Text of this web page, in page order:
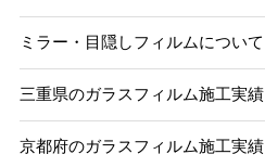
ミラー・目隠しフィルムについて
三重県のガラスフィルム施工実績
京都府のガラスフィルム施工実績